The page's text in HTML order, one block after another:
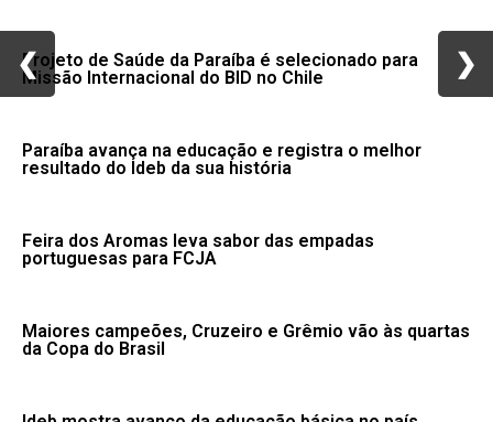
Projeto de Saúde da Paraíba é selecionado para
Missão Internacional do BID no Chile
Paraíba avança na educação e registra o melhor
resultado do Ideb da sua história
Feira dos Aromas leva sabor das empadas
portuguesas para FCJA
Maiores campeões, Cruzeiro e Grêmio vão às quartas
da Copa do Brasil
❮ ❯
❮ ❯